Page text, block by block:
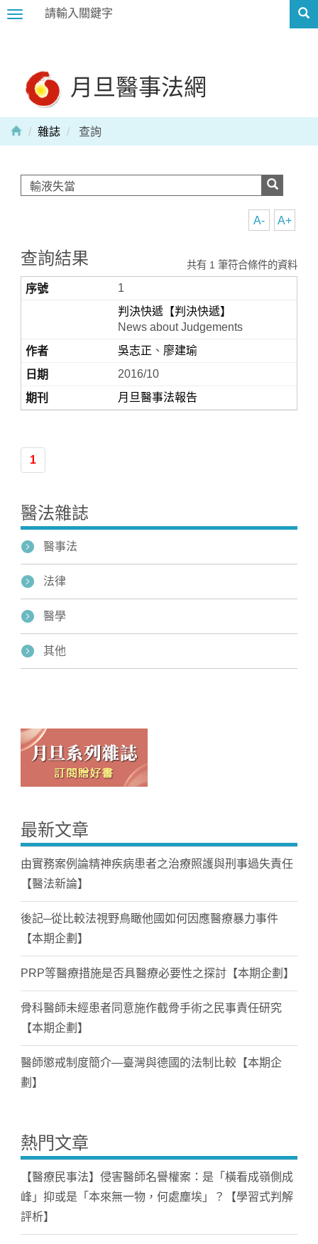
Toggle
月旦醫事法網
雜誌 查詢
A+
A-
查詢結果 共有 1 筆符合條件的資料
1
判決快遞【判決快遞】
News about Judgements
吳志正 、 廖建瑜
2016/10
月旦醫事法報告
1
醫法雜誌
醫事法
法律
醫學
其他
最新文章
由實務案例論精神疾病患者之治療照護與刑事過失責任
【醫法新論】
後記─從比較法視野鳥瞰他國如何因應醫療暴力事件
【本期企劃】
PRP等醫療措施是否具醫療必要性之探討【本期企劃】
骨科醫師未經患者同意施作截骨手術之民事責任研究
【本期企劃】
醫師懲戒制度簡介—臺灣與德國的法制比較【本期企
劃】
熱門文章
【醫療民事法】侵害醫師名譽權案：是「橫看成嶺側成
峰」抑或是「本來無一物，何處塵埃」？【學習式判解
評析】